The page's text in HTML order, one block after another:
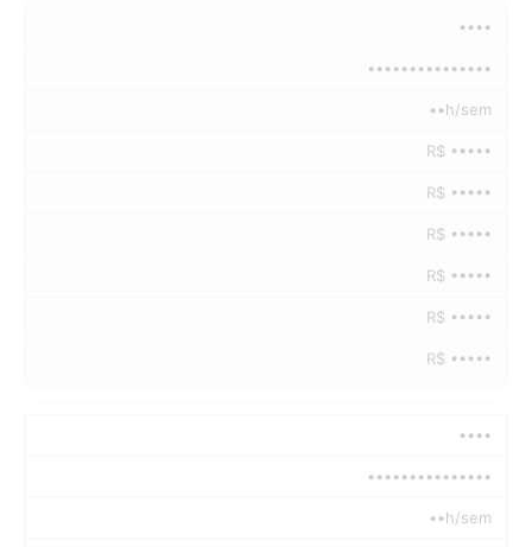
••••
•••••••••••••••
••h/sem
R$ •••••
R$ •••••
R$ •••••
R$ •••••
R$ •••••
R$ •••••
••••
•••••••••••••••
••h/sem